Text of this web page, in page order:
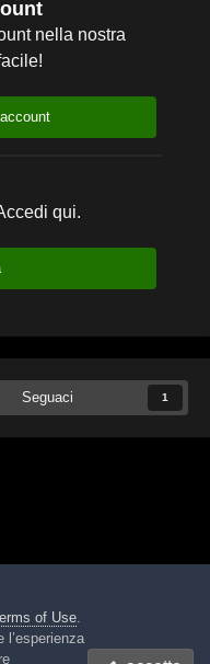
nella nostra
qui.
Seguaci 1
Cookies
of Use.